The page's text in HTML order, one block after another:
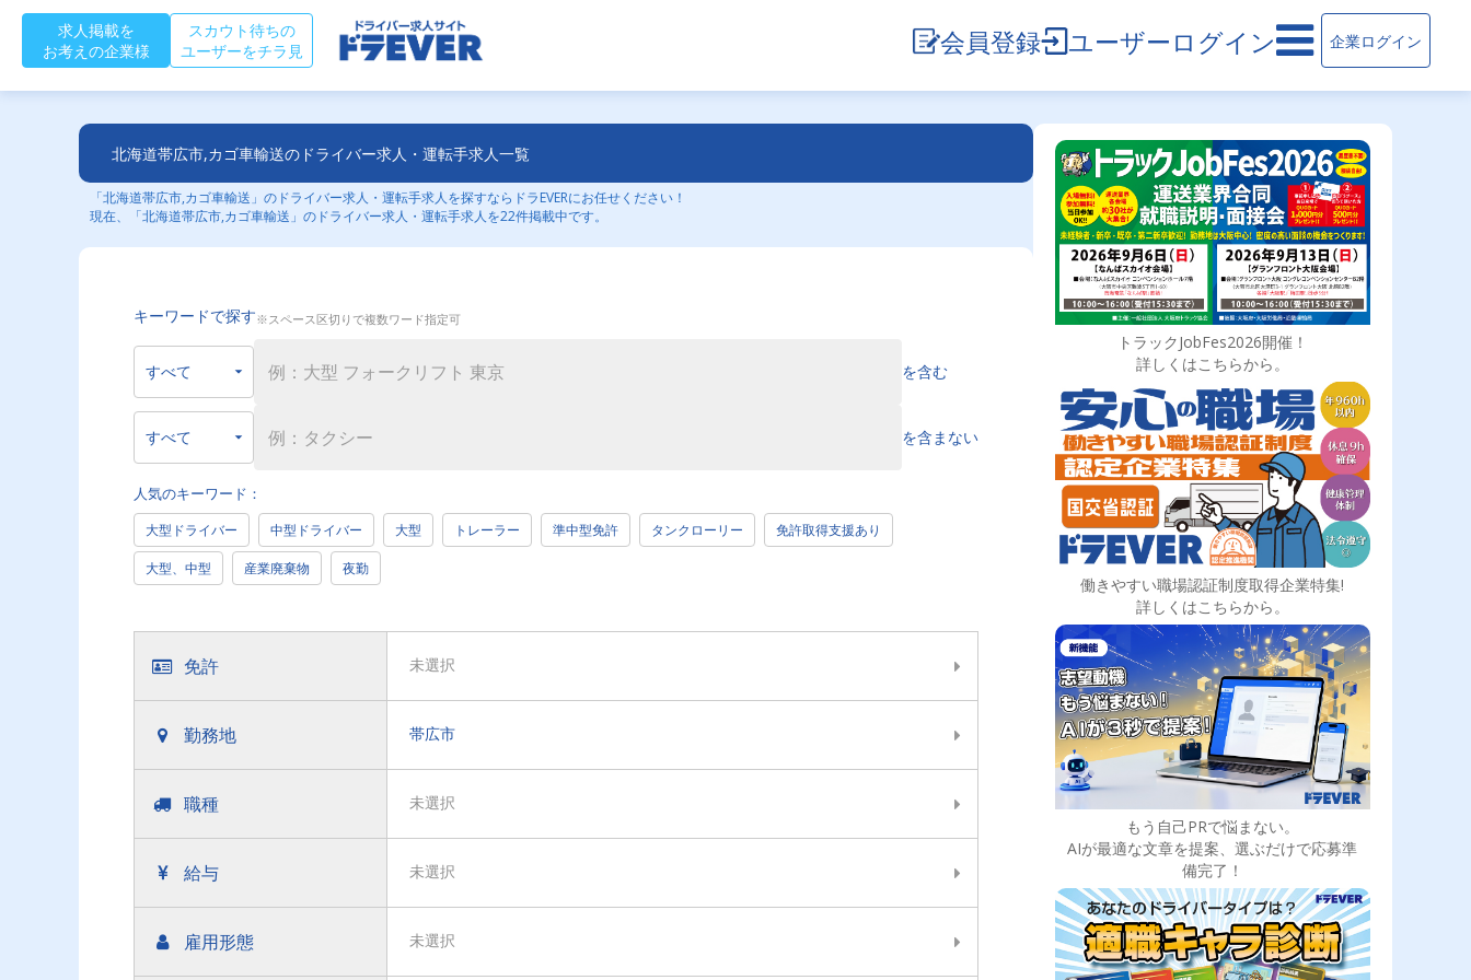
求人掲載を
お考えの企業様
スカウト待ちの
ユーザーをチラ見
会員登録 ユーザーログイン 企業ログイン
北海道帯広市,カゴ車輸送のドライバー求人・運転手求人一覧
「北海道帯広市,カゴ車輸送」のドライバー求人・運転手求人を探すならドラEVERにお任せください！
現在、「北海道帯広市,カゴ車輸送」のドライバー求人・運転手求人を22件掲載中です。
キーワードで探す※スペース区切りで複数ワード指定可
を含む
を含まない
人気のキーワード：
大型ドライバー 中型ドライバー 大型 トレーラー 準中型免許 タンクローリー 免許取得支援あり
大型、中型 産業廃棄物 夜勤
免許 未選択
勤務地 帯広市
職種 未選択
給与 未選択
雇用形態 未選択
トラックJobFes2026開催！
詳しくはこちらから。
働きやすい職場認証制度取得企業特集!
詳しくはこちらから。
もう自己PRで悩まない。
AIが最適な文章を提案、選ぶだけで応募準
備完了！